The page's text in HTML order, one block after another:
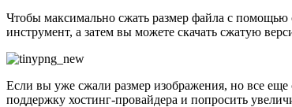
Чтобы максимально сжать размер файла с помощью
инструмент, а затем вы можете скачать сжатую
Если вы уже сжали размер изображения, но все
поддержку хостинг-провайдера и попросить